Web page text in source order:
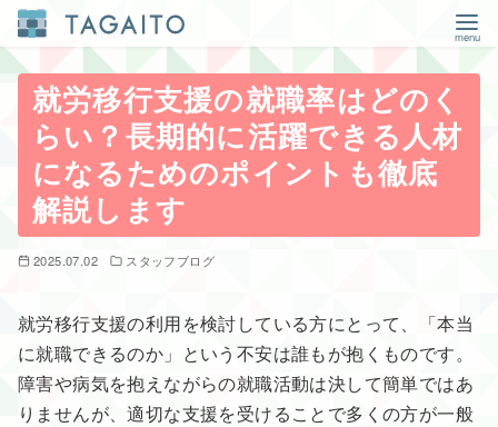
コ
就労移行支援の就職率はどのく
らい？長期的に活躍できる人材
になるためのポイントも徹底
解説します
2025.07.02 スタッフブログ
就労移行支援の利用を検討している方にとって、「本当
に就職できるのか」という不安は誰もが抱くものです。
障害や病気を抱えながらの就職活動は決して簡単ではあ
りませんが、適切な支援を受けることで多くの方が一般